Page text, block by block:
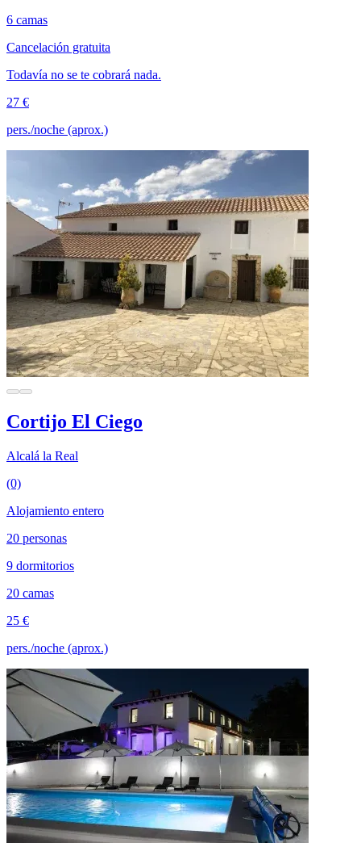
6 camas
Cancelación gratuita
Todavía no se te cobrará nada.
27 €
pers./noche (aprox.)
Cortijo El Ciego
Alcalá la Real
(0)
Alojamiento entero
20 personas
9 dormitorios
20 camas
25 €
pers./noche (aprox.)